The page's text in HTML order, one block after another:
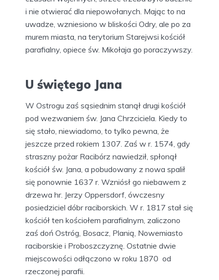
i nie otwierać dla niepowołanych. Mając to na
uwadze, wzniesiono w bliskości Odry, ale po za
murem miasta, na terytorium Starejwsi kościół
parafialny, opiece św. Mikołaja go poraczywszy.
U świętego Jana
W Ostrogu zaś sąsiednim stanął drugi kościół
pod wezwaniem św. Jana Chrzciciela. Kiedy to
się stało, niewiadomo, to tylko pewna, że
jeszcze przed rokiem 1307. Zaś w r. 1574, gdy
straszny pożar Racibórz nawiedził, spłonął
kościół św. Jana, a pobudowany z nowa spalił
się ponownie 1637 r. Wzniósł go niebawem z
drzewa hr. Jerzy Oppersdorf, ówczesny
posiedziciel dóbr raciborskich. W r. 1817 stał się
kościół ten kościołem parafialnym, zaliczono
zaś doń Ostróg, Bosacz, Planią, Nowemiasto
raciborskie i Proboszczyznę. Ostatnie dwie
miejscowości odłączono w roku 1870 od
rzeczonej parafii.